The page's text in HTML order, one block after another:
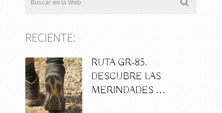
RECIENTE:
RUTA GR-85.
DESCUBRE LAS
MERINDADES …